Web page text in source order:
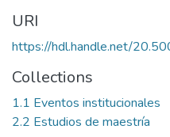
URI
https://hdl.handle.net/
Collections
1.1 Eventos institucionales
2.2 Estudios de maestría